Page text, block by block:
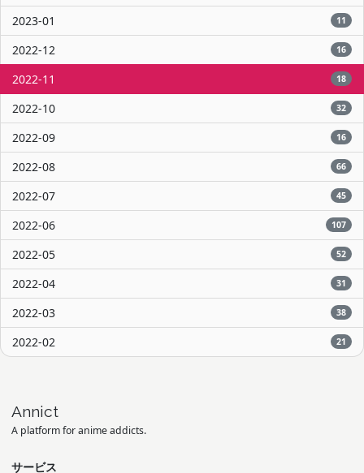
2023-01 11
2022-12 16
2022-11 18
2022-10 32
2022-09 16
2022-08 66
2022-07 45
2022-06 107
2022-05 52
2022-04 31
2022-03 38
2022-02 21
Annict
A platform for anime addicts.
サービス